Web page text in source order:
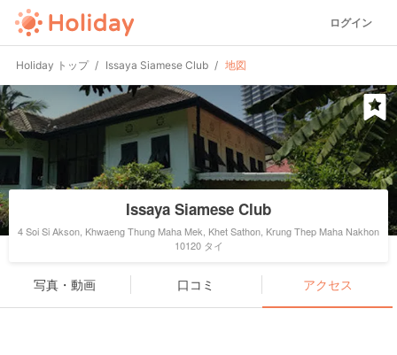
ログイン
Holiday トップ Issaya Siamese Club 地図
Issaya Siamese Club
4 Soi Si Akson, Khwaeng Thung Maha Mek, Khet Sathon, Krung Thep Maha Nakhon
10120 タイ
写真・動画 口コミ アクセス